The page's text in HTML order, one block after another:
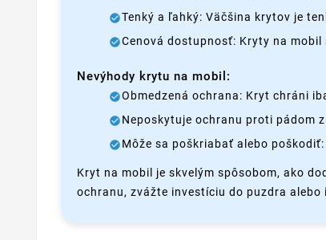
Tenký a ľahký: Väčšina krytov je
Cenová dostupnosť: Kryty na
Nevýhody krytu na mobil:
Obmedzená ochrana: Kryt chráni
Neposkytuje ochranu proti pádom
Môže sa poškriabať alebo
Kryt na mobil je skvelým spôsobom, ako
ochranu, zvážte investíciu do puzdra